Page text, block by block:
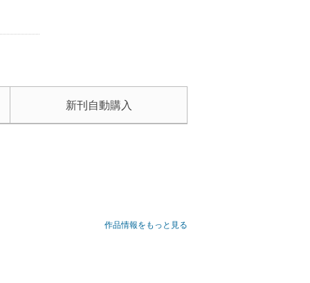
新刊自動購入
寸前で大事故は回避、お互い水に流すことに。
介と耀介に懐かれ、はずみで夏休み限定のシッ
作品情報をもっと見る